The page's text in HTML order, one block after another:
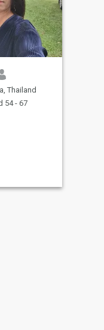
Thailand
54 - 67